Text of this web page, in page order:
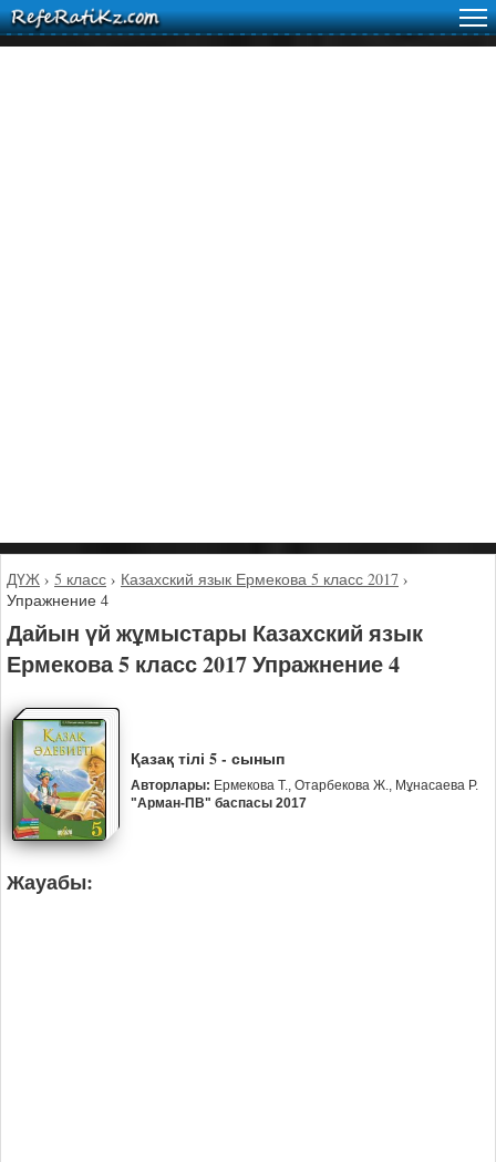
ДҮЖ › 5 класс › Казахский язык Ермекова 5 класс 2017 ›
Упражнение 4
Дайын үй жұмыстары Казахский язык
Ермекова 5 класс 2017 Упражнение 4
Қазақ тілі 5 - сынып
Авторлары: Ермекова Т., Отарбекова Ж., Мұнасаева Р.
"Арман-ПВ" баспасы 2017
Жауабы: